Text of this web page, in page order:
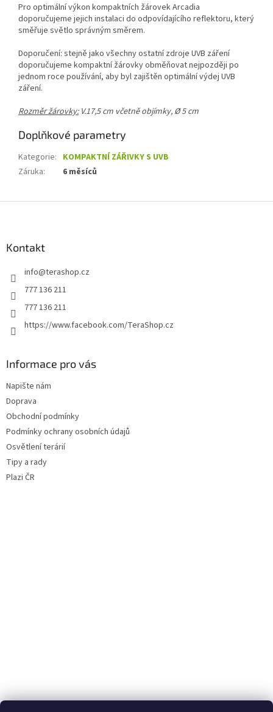
Pro optimální výkon kompaktních žárovek Arcadia
doporučujeme jejich instalaci do odpovídajícího re­flektoru, který
směřuje světlo správným směrem.
Doporučení: stejně jako všechny ostatní zdroje UVB záření
doporučujeme kompaktní žárovky obměňovat nejpozději po
jednom roce používání, aby byl zajištěn optimální výdej UVB
záření.
Rozměr žárovky: V.17,5 cm včetně objímky, Ø 5 cm
Doplňkové parametry
Kategorie: KOMPAKTNÍ ZÁŘIVKY S UVB
Záruka: 6 měsíců
Kontakt
info@terashop.cz
777 136 211
777 136 211
https://www.facebook.com/TeraShop.cz
Informace pro vás
Napište nám
Doprava
Obchodní podmínky
Podmínky ochrany osobních údajů
Osvětlení terárií
Tipy a rady
Plazi ČR